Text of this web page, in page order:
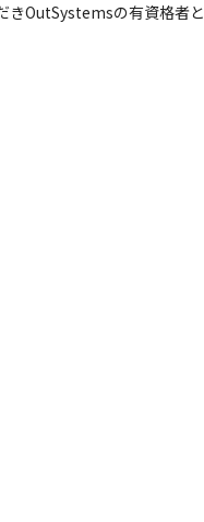
きOutSystemsの有資格者と